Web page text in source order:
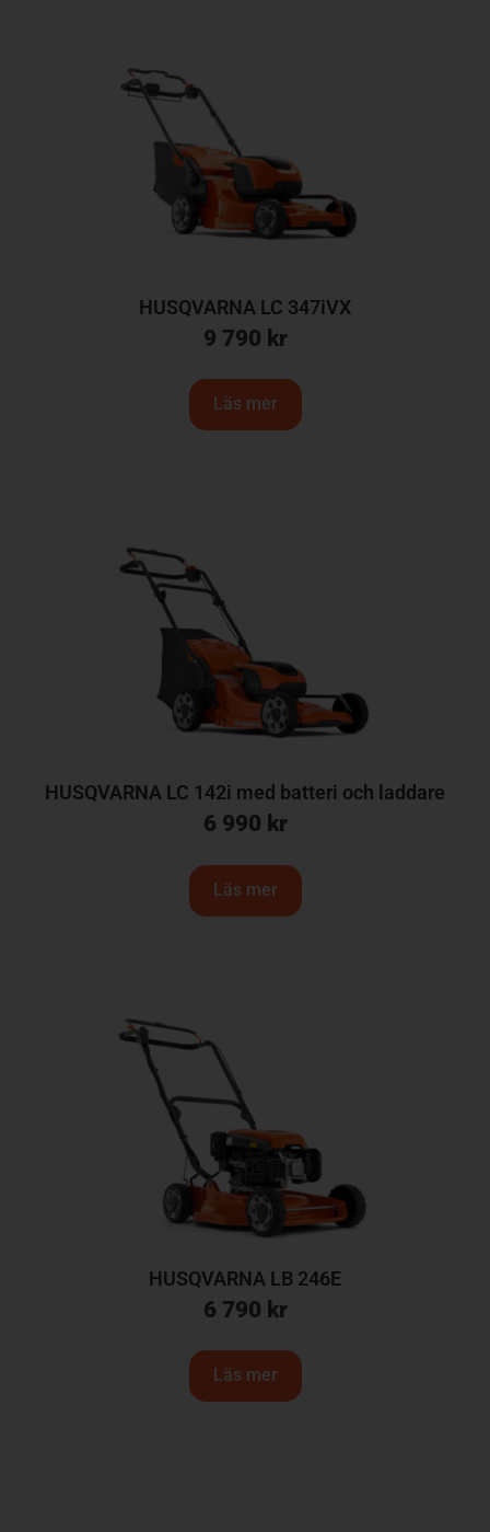
HUSQVARNA LC 347iVX
9 790 kr
Läs mer
HUSQVARNA LC 142i med batteri och laddare
6 990 kr
Läs mer
HUSQVARNA LB 246E
6 790 kr
Läs mer